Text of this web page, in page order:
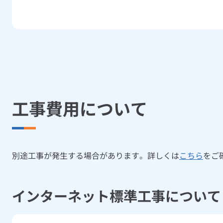
工事費用について
別途工事が発生する場合があります。詳しくはこちらをご
インターネット標準工事について